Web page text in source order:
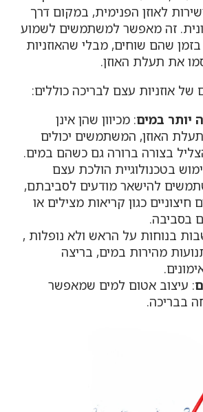
לאוזן הפנימית, במקום דרך
זה מאפשר למשתמשים לשמוע
שהם שוחים, מבלי שהאוזניות
את תעלת האוזן.
של אוזניות עצם לבריכה כוללים:
יותר במים: מכיוון שהן אינן
האוזן, המשתמשים יכולים
בצורה ברורה גם כשהם במים.
בטכנולוגיית הולכת עצם
להישאר מודעים לסביבתם,
כגון קריאות מצילים או
בסביבה.
בנוחות על הראש ולא נופלות ,
מהירות במים, בריצה
: עיצוב אטום למים שמאפשר
בבריכה.